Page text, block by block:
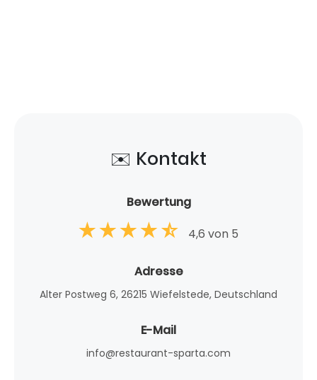
✉️ Kontakt
Bewertung
4,6 von 5
Adresse
Alter Postweg 6, 26215 Wiefelstede, Deutschland
E-Mail
info@restaurant-sparta.com